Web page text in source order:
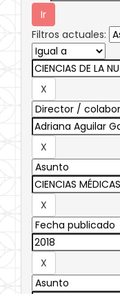
Filtros actuales: